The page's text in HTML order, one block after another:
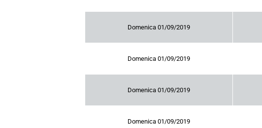
Domenica 01/09/2019
Domenica 01/09/2019
Domenica 01/09/2019
Domenica 01/09/2019